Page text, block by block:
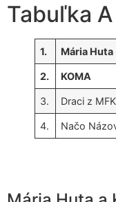
Tabuľka
1. Mária Huta
2. KOMA
3. Draci z MFK
4. Načo